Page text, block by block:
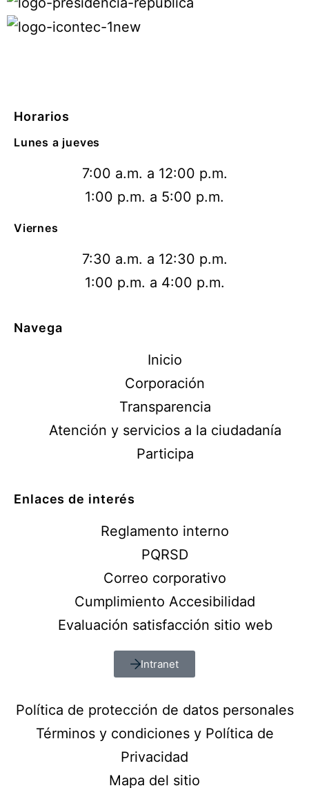
Horarios
Lunes a jueves
7:00 a.m. a 12:00 p.m.
1:00 p.m. a 5:00 p.m.
Viernes
7:30 a.m. a 12:30 p.m.
1:00 p.m. a 4:00 p.m.
Navega
Inicio
Corporación
Transparencia
Atención y servicios a la ciudadanía
Participa
Enlaces de interés
Reglamento interno
PQRSD
Correo corporativo
Cumplimiento Accesibilidad
Evaluación satisfacción sitio web
Intranet
Política de protección de datos personales
Términos y condiciones y Política de
Privacidad
Mapa del sitio